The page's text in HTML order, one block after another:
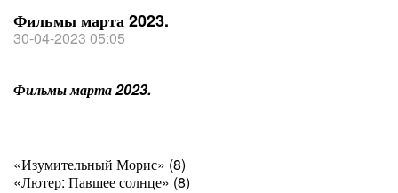
Фильмы марта 2023.
30-04-2023 05:05
Фильмы марта 2023.
«Изумительный Морис» (8)
«Лютер: Павшее солнце» (8)